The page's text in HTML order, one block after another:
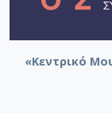
«Κεντρικό